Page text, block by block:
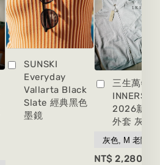
SUNSKI
Everyday
Vallarta Black
Slate 經典黑色
墨鏡
三生萬物
2026新版
外套 灰色
NT$ 2,280